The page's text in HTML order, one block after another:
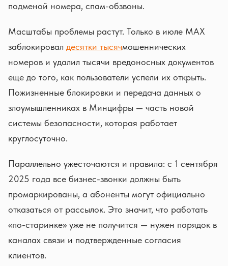
подменой номера, спам-обзвоны.
Масштабы проблемы растут. Только в июле MAX
заблокировал десятки тысячмошеннических
номеров и удалил тысячи вредоносных документов
еще до того, как пользователи успели их открыть.
Пожизненные блокировки и передача данных о
злоумышленниках в Минцифры — часть новой
системы безопасности, которая работает
круглосуточно.
Параллельно ужесточаются и правила: с 1 сентября
2025 года все бизнес-звонки должны быть
промаркированы, а абоненты могут официально
отказаться от рассылок. Это значит, что работать
«по-старинке» уже не получится — нужен порядок в
каналах связи и подтвержденные согласия
клиентов.